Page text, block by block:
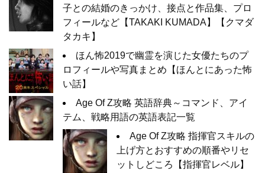
子との結婚のきっかけ、接点と作品集、プロ
フィールなど【TAKAKI KUMADA】【クマダ
タカキ】
ほん怖2019で幽霊を演じた女優たちのプ
ロフィールや写真まとめ【ほんとにあった怖
い話】
Age Of Z攻略 英語辞典～コマンド、アイ
テム、戦略用語の英語表記一覧
Age Of Z攻略 指揮官スキルの
上げ方とおすすめの順番やリセ
ットしどころ【指揮官レベル】